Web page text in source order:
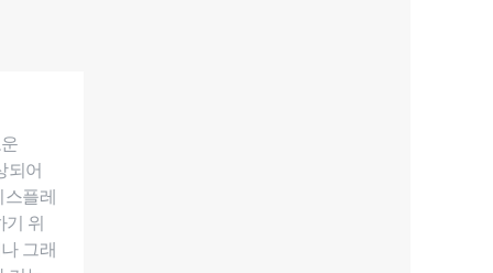
되어
플레
위
그래